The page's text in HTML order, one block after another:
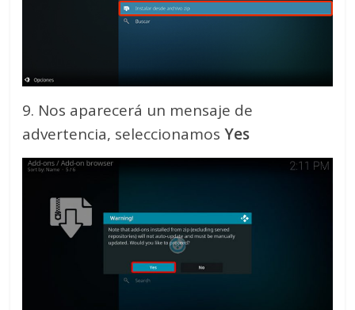
9. Nos aparecerá un mensaje de
advertencia, seleccionamosYes